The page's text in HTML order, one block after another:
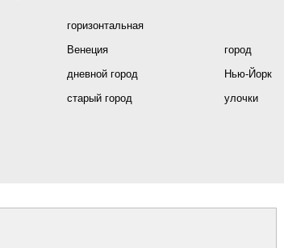
горизонтальная
Венеция город
дневной город Нью-Йорк
старый город улочки